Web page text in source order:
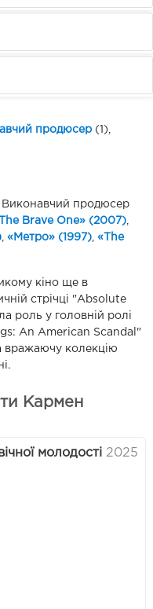
продюсер (1),
продюсер
Brave One» (2007)
«Метро» (1997) «The
кіно ще в
стрічці "Absolute
роль у головній ролі
An American Scandal"
вражаючу колекцію
Кармен
молодості 2025